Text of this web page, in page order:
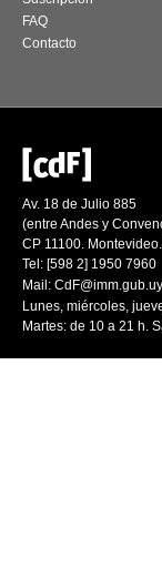
FAQ
Contacto
Av. 18 de Julio 885
(entre Andes y
CP 11100.
Tel: [598 2] 1950 7960
Mail: CdF@imm.gub.uy
Lunes, miércoles,
Martes: de 10 a 21 h.